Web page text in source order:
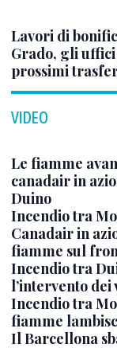
Lavori di
Grado, gli uffici
prossimi
VIDEO
Le fiamme
canadair in
Duino
Incendio tra
Canadair in
fiamme sul
Incendio tra
l’intervento
Incendio tra
fiamme
Il Barcellona